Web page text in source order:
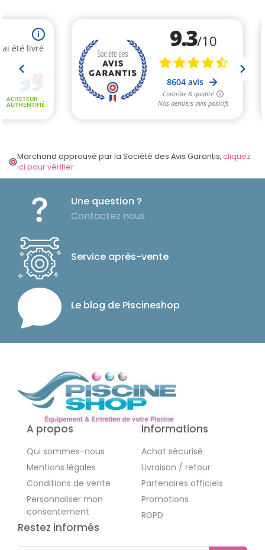
Marchand approuvé par la Société des Avis Garantis,cliquez
ici pour vérifier.
Une question ?
Contactez nous
Service après-vente
Le blog de Piscineshop
A propos
Qui sommes-nous
Mentions légales
Conditions de vente
Personnaliser mon
consentement
Informations
Achat sécurisé
Livraison / retour
Partenaires officiels
Promotions
RGPD
Restez informés